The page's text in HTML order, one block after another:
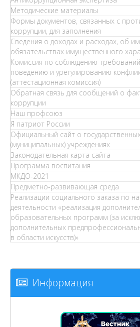
Методические материалы
Формы документов, связанных с
коррупции, для заполнения
Сведения о доходах и расходах, об
обязательствах имущественного
Комиссия по соблюдению
поведению и урегулированию
(аттестационная комиссия)
Обратная связь для сообщений о
коррупции
Наш профсоюз
Я патриот России
Официальный сайт о
(муниципальных) учреждениях
Законодательная карта сайта
Программа воспитания
МКДО-2021
Предметно-развивающая среда
Реализации социального заказа по
деятельности «реализация
образовательных программ (за
дополнительных
в области искусств)»
Информация